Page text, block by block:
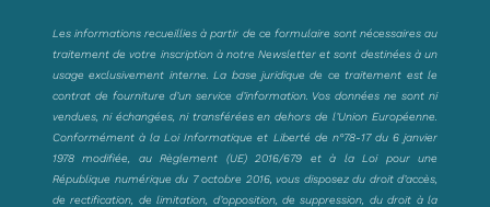
Les informations recueillies à partir de ce formulaire sont nécessaires au
traitement de votre inscription à notre Newsletter et sont destinées à un
usage exclusivement interne. La base juridique de ce traitement est le
contrat de fourniture d’un service d’information. Vos données ne sont ni
vendues, ni échangées, ni transférées en dehors de l’Union Européenne.
Conformément à la Loi Informatique et Liberté de n°78-17 du 6 janvier
1978 modifiée, au Règlement (UE) 2016/679 et à la Loi pour une
République numérique du 7 octobre 2016, vous disposez du droit d’accès,
de rectification, de limitation, d’opposition, de suppression, du droit à la